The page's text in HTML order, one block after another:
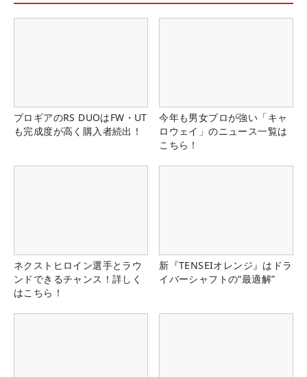
プロギアのRS DUOはFW・UT
も完成度が高く購入者続出！
今年も男女プロが強い「キャ
ロウェイ」のニュース一覧は
こちら！
ネクストヒロイン選手とラウ
ンドできるチャンス！詳しく
はこちら！
新『TENSEIオレンジ』はドラ
イバーシャフトの“最適解”